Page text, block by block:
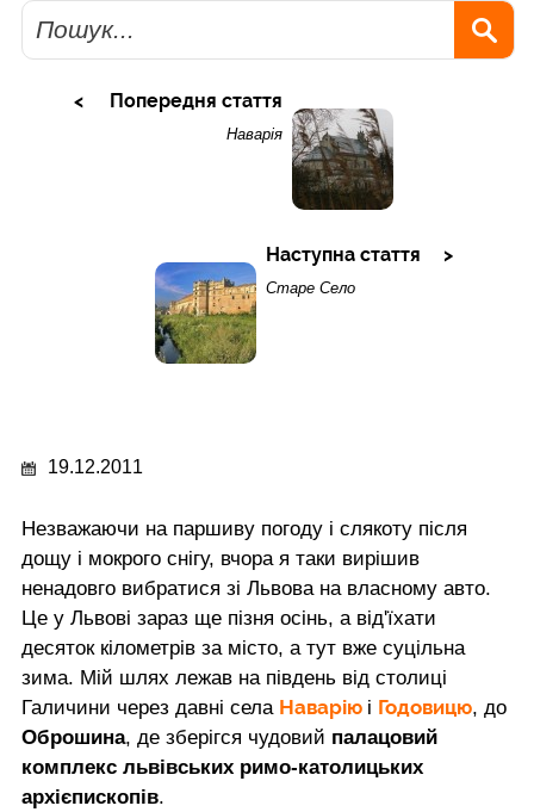
Пошук
Попередня стаття
Наварія
Наступна стаття
Старе Село
19.12.2011
Незважаючи на паршиву погоду і слякоту після
дощу і мокрого снігу, вчора я таки вирішив
ненадовго вибратися зі Львова на власному авто.
Це у Львові зараз ще пізня осінь, а від'їхати
десяток кілометрів за місто, а тут вже суцільна
зима. Мій шлях лежав на південь від столиці
Галичини через давні села Наварію і Годовицю, до
Оброшина, де зберігся чудовий палацовий
комплекс львівських римо-католицьких
архієпископів.